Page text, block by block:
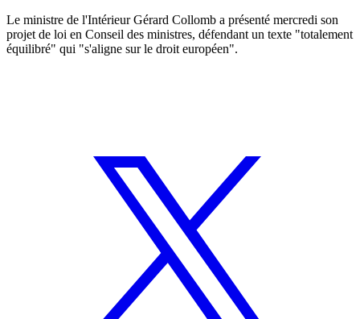
Le ministre de l'Intérieur Gérard Collomb a présenté mercredi son
projet de loi en Conseil des ministres, défendant un texte "totalement
équilibré" qui "s'aligne sur le droit européen".